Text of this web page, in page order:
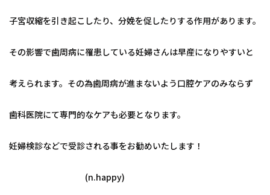
子宮収縮を引き起こしたり、分娩を促したりする作用があります。
その影響で歯周病に罹患している妊婦さんは早産になりやすいと
考えられます。その為歯周病が進まないよう口腔ケアのみならず
歯科医院にて専門的なケアも必要となります。
妊婦検診などで受診される事をお勧めいたします！
(n.happy)